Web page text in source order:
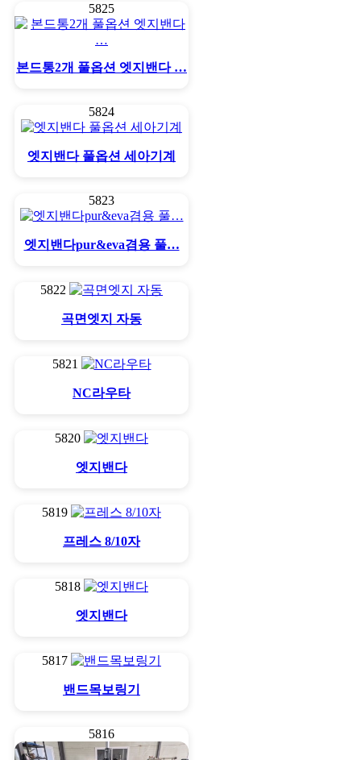
5825
본드통2개 풀옵션 엣지밴다 …
5824
엣지밴다 풀옵션 세아기계
5823
엣지밴다pur&eva겸용 풀…
5822
곡면엣지 자동
5821
NC라우타
5820
엣지밴다
5819
프레스 8/10자
5818
엣지밴다
5817
밴드목보링기
5816